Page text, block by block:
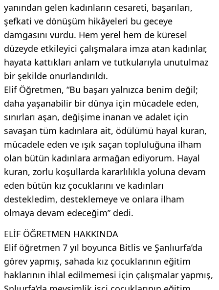
yanından gelen kadınların cesareti, başarıları,
şefkati ve dönüşüm hikâyeleri bu geceye
damgasını vurdu. Hem yerel hem de küresel
düzeyde etkileyici çalışmalara imza atan kadınlar,
hayata kattıkları anlam ve tutkularıyla unutulmaz
bir şekilde onurlandırıldı.
Elif Öğretmen, “Bu başarı yalnızca benim değil;
daha yaşanabilir bir dünya için mücadele eden,
sınırları aşan, değişime inanan ve adalet için
savaşan tüm kadınlara ait, ödülümü hayal kuran,
mücadele eden ve ışık saçan topluluğuna ilham
olan bütün kadınlara armağan ediyorum. Hayal
kuran, zorlu koşullarda kararlılıkla yoluna devam
eden bütün kız çocuklarını ve kadınları
destekledim, desteklemeye ve onlara ilham
olmaya devam edeceğim” dedi.
ELİF ÖĞRETMEN HAKKINDA
Elif öğretmen 7 yıl boyunca Bitlis ve Şanlıurfa’da
görev yapmış, sahada kız çocuklarının eğitim
haklarının ihlal edilmemesi için çalışmalar yapmış,